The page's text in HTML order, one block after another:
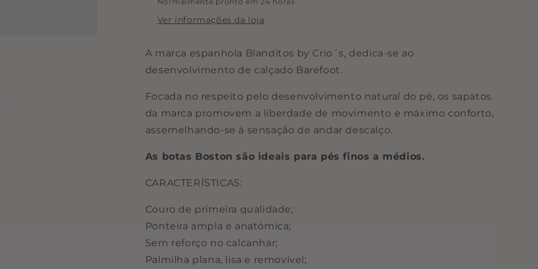
Ver informações da loja
A marca espanhola Blanditos by Crio´s, dedica-se ao
desenvolvimento de calçado Barefoot.
Focada no respeito pelo desenvolvimento natural do pé, os sapatos
da marca promovem a liberdade de movimento e máximo conforto,
assemelhando-se à sensação de andar descalço.
As botas Boston são ideais para pés finos a médios.
CARACTERÍSTICAS:
Couro de primeira qualidade;
Ponteira ampla e anatómica;
Sem reforço no calcanhar;
Palmilha plana, lisa e removível;